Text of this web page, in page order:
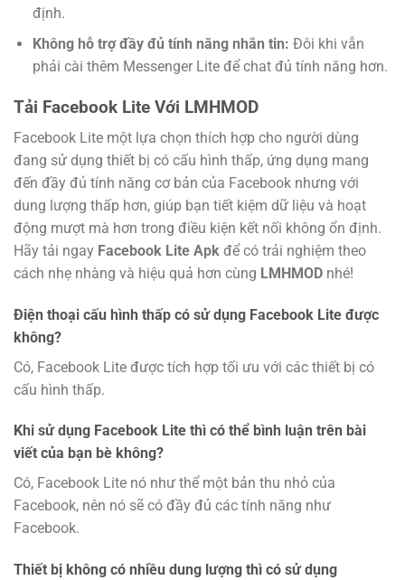
định.
Không hỗ trợ đầy đủ tính năng nhắn tin: Đôi khi vẫn
phải cài thêm Messenger Lite để chat đủ tính năng hơn.
Tải Facebook Lite Với LMHMOD
Facebook Lite một lựa chọn thích hợp cho người dùng
đang sử dụng thiết bị có cấu hình thấp, ứng dụng mang
đến đầy đủ tính năng cơ bản của Facebook nhưng với
dung lượng thấp hơn, giúp bạn tiết kiệm dữ liệu và hoạt
động mượt mà hơn trong điều kiện kết nối không ổn định.
Hãy tải ngay Facebook Lite Apk để có trải nghiệm theo
cách nhẹ nhàng và hiệu quả hơn cùng LMHMOD nhé!
Điện thoại cấu hình thấp có sử dụng Facebook Lite được
không?
Có, Facebook Lite được tích hợp tối ưu với các thiết bị có
cấu hình thấp.
Khi sử dụng Facebook Lite thì có thể bình luận trên bài
viết của bạn bè không?
Có, Facebook Lite nó như thể một bản thu nhỏ của
Facebook, nên nó sẽ có đầy đủ các tính năng như
Facebook.
Thiết bị không có nhiều dung lượng thì có sử dụng